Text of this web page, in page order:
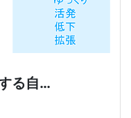
る自…